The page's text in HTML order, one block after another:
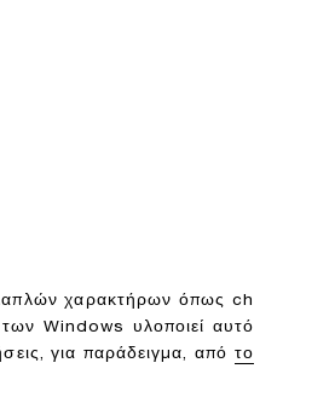
χαρακτήρων όπως ch
Windows υλοποιεί αυτό
για παράδειγμα, από το